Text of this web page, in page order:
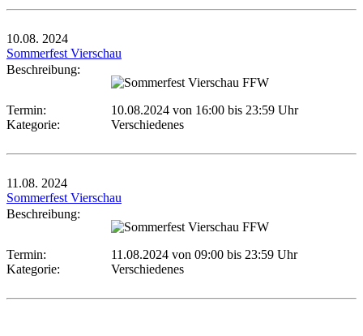
10.08. 2024
Sommerfest Vierschau
Beschreibung:
Termin: 10.08.2024 von 16:00 bis 23:59 Uhr
Kategorie:
Verschiedenes
11.08. 2024
Sommerfest Vierschau
Beschreibung:
Termin: 11.08.2024 von 09:00 bis 23:59 Uhr
Kategorie:
Verschiedenes